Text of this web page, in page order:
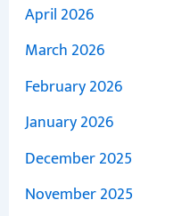
April 2026
March 2026
February 2026
January 2026
December 2025
November 2025